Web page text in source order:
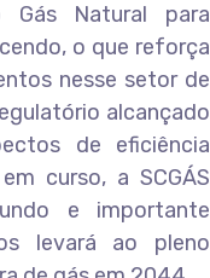
Natural para
o que reforça
nesse setor de
alcançado
de eficiência
curso, a SCGÁS
e importante
levará ao pleno